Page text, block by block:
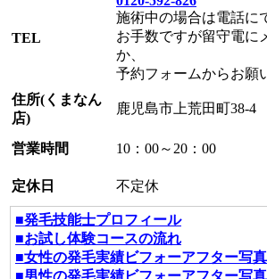
TEL
施術中の場合は電話に
お手数ですが留守電に
か、
予約フォームからお願
住所(くまなん
店)
鹿児島市上荒田町38-
営業時間 10：00～20：00
定休日 不定休
■発毛技能士プロフィール
■お試し体験コースの流れ
■女性の発毛実績ビフォーアフター写真
■男性の発毛実績ビフォーアフター写真